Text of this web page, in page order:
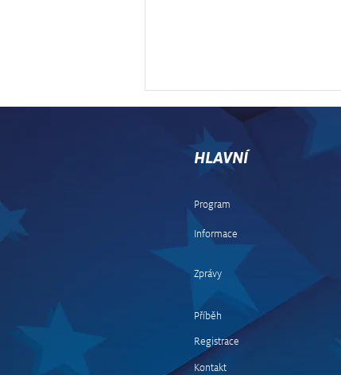
Středoevropská rally nadchla
Šťovíček věří v její
Informace
Program
Zprávy
Příběh
Registrace
Kontakt
HLAVNÍ